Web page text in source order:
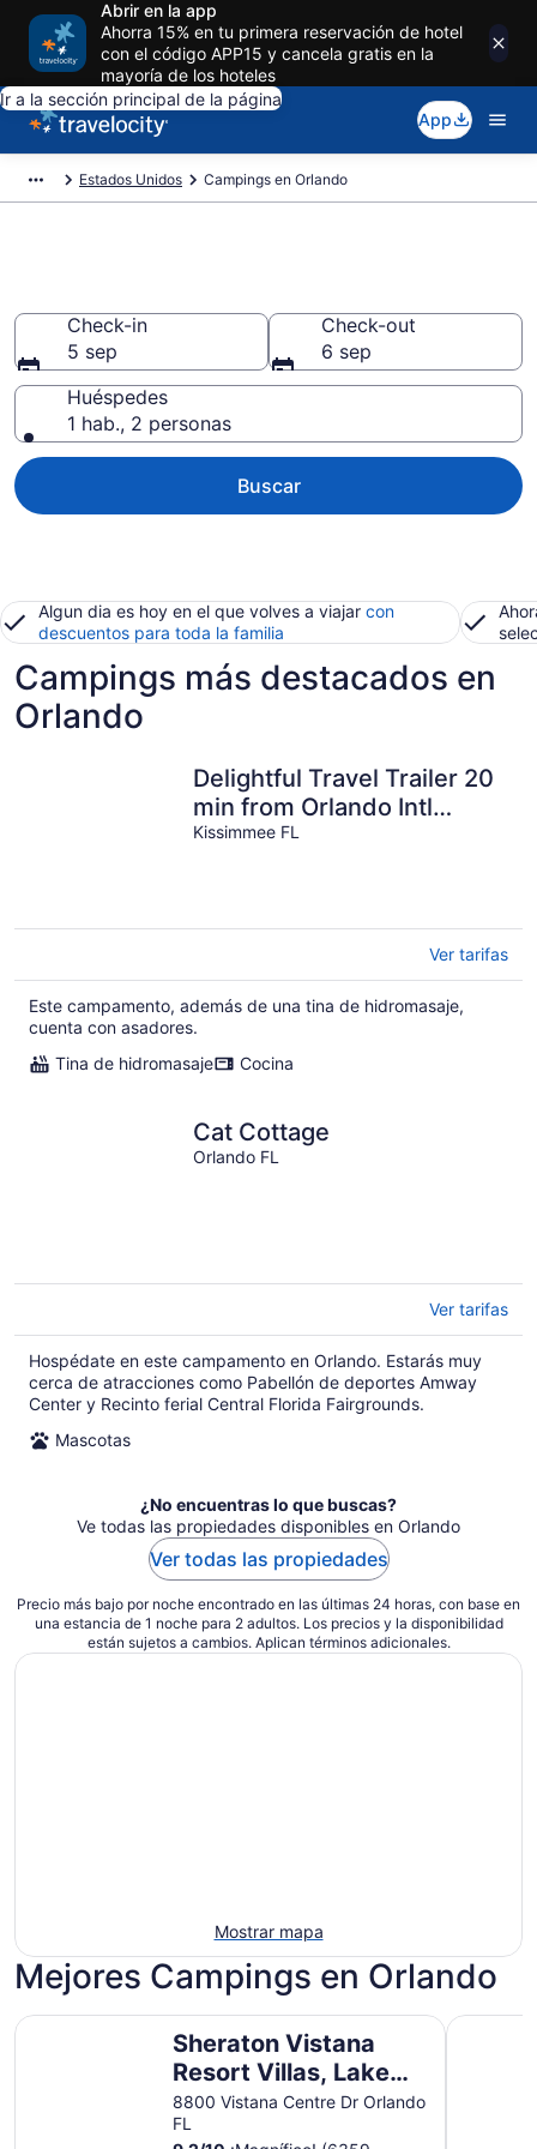
Abrir en la app
Ahorra 15% en tu primera reservación de hotel
con el código APP15 y cancela gratis en la
mayoría de los hoteles
Ir a la sección principal de la página
App
Estados Unidos Campings en Orlando
Check-in
5 sep
Check-out
6 sep
Huéspedes
1 hab., 2 personas
Buscar
Algun dia es hoy en el que volves a viajar con
descuentos para toda la familia
Campings más destacados en
Orlando
Delightful Travel Trailer 20
min from Orlando Intl
Airport, 10 min from the
Kissimmee FL
Ver tarifas
Este campamento, además de una tina de hidromasaje,
cuenta con asadores.
Tina de hidromasaje
Cocina
Cat Cottage
Orlando FL
Ver tarifas
Hospédate en este campamento en Orlando. Estarás muy
cerca de atracciones como Pabellón de deportes Amway
Center y Recinto ferial Central Florida Fairgrounds.
Mascotas
¿No encuentras lo que buscas?
Ve todas las propiedades disponibles en Orlando
Ver todas las propiedades
Precio más bajo por noche encontrado en las últimas 24 horas, con base en
una estancia de 1 noche para 2 adultos. Los precios y la disponibilidad
están sujetos a cambios. Aplican términos adicionales.
Mostrar mapa
Mejores Campings en Orlando
Sheraton Vistana
Resort Villas, Lake
Buena Vista/Orlando
8800 Vistana Centre Dr Orlando
FL
Sheraton Vistana Resort Villas, Lake Buena Vista/Orlando
Walt